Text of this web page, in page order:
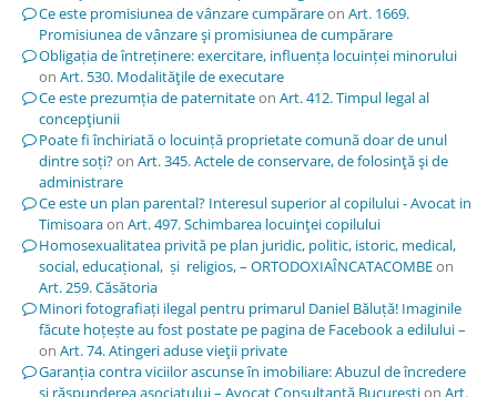
Ce este promisiunea de vânzare cumpărareon Art. 1669.
Promisiunea de vânzare şi promisiunea de cumpărare
Obligația de întreținere: exercitare, influența locuinței minorului
on Art. 530. Modalităţile de executare
Ce este prezumția de paternitateon Art. 412. Timpul legal al
concepţiunii
Poate fi închiriată o locuință proprietate comună doar de unul
dintre soți?on Art. 345. Actele de conservare, de folosinţă şi de
administrare
Ce este un plan parental? Interesul superior al copilului - Avocat in
Timisoaraon Art. 497. Schimbarea locuinţei copilului
Homosexualitatea privită pe plan juridic, politic, istoric, medical,
social, educațional, și religios, – ORTODOXIAÎNCATACOMBEon
Art. 259. Căsătoria
Minori fotografiați ilegal pentru primarul Daniel Băluță! Imaginile
făcute hoțește au fost postate pe pagina de Facebook a edilului –
on Art. 74. Atingeri aduse vieţii private
Garanția contra viciilor ascunse în imobiliare: Abuzul de încredere
și răspunderea asociatului – Avocat Consultanță Bucureștion Art.